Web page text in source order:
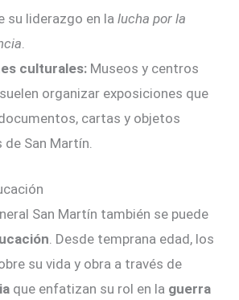
su liderazgo en la lucha por la
.
culturales: Museos y centros
organizar exposiciones que
cartas y objetos
de San Martín.
San Martín también se puede
. Desde temprana edad, los
su vida y obra a través de
que enfatizan su rol en la guerra